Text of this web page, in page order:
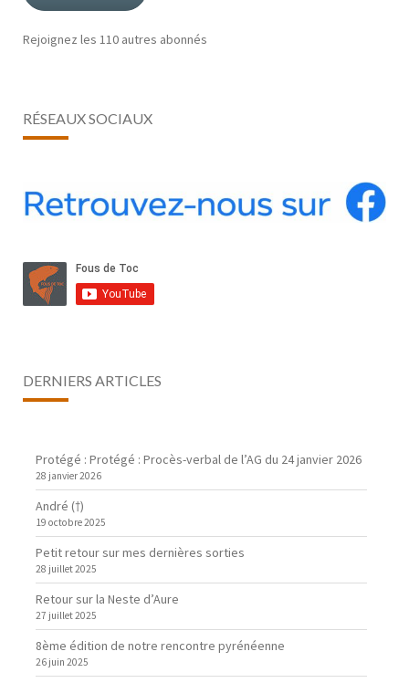
Rejoignez les 110 autres abonnés
RÉSEAUX SOCIAUX
DERNIERS ARTICLES
Protégé : Protégé : Procès-verbal de l’AG du 24 janvier 2026
28 janvier 2026
André (†)
19 octobre 2025
Petit retour sur mes dernières sorties
28 juillet 2025
Retour sur la Neste d’Aure
27 juillet 2025
8ème édition de notre rencontre pyrénéenne
26 juin 2025